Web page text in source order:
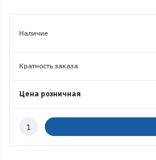
Наличие
Кратность заказа
Цена розничная
Количество